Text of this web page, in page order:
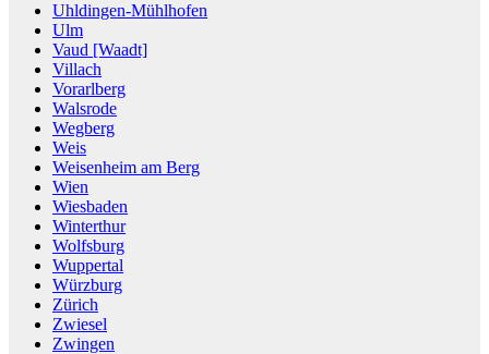
Uhldingen-Mühlhofen
Ulm
Vaud [Waadt]
Villach
Vorarlberg
Walsrode
Wegberg
Weis
Weisenheim am Berg
Wien
Wiesbaden
Winterthur
Wolfsburg
Wuppertal
Würzburg
Zürich
Zwiesel
Zwingen